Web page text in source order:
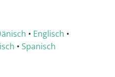
• Englisch •
• Spanisch